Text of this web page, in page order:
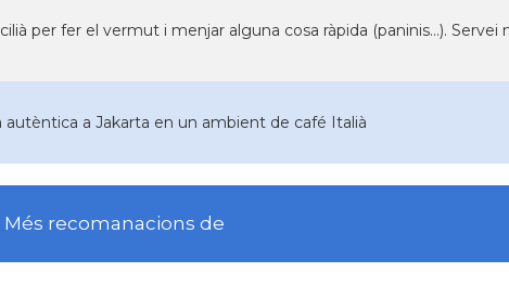
per fer el vermut i menjar alguna cosa ràpida (paninis...). Servei
autèntica a Jakarta en un ambient de café Italià
Més recomanacions de